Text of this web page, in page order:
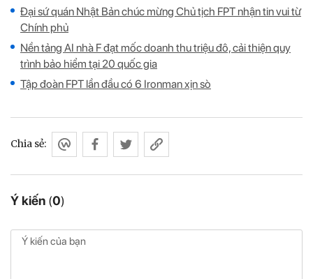
Đại sứ quán Nhật Bản chúc mừng Chủ tịch FPT nhận tin vui từ
Chính phủ
Nền tảng AI nhà F đạt mốc doanh thu triệu đô, cải thiện quy
trình bảo hiểm tại 20 quốc gia
Tập đoàn FPT lần đầu có 6 Ironman xịn sò
Ý kiến (0)
Chia sẻ: